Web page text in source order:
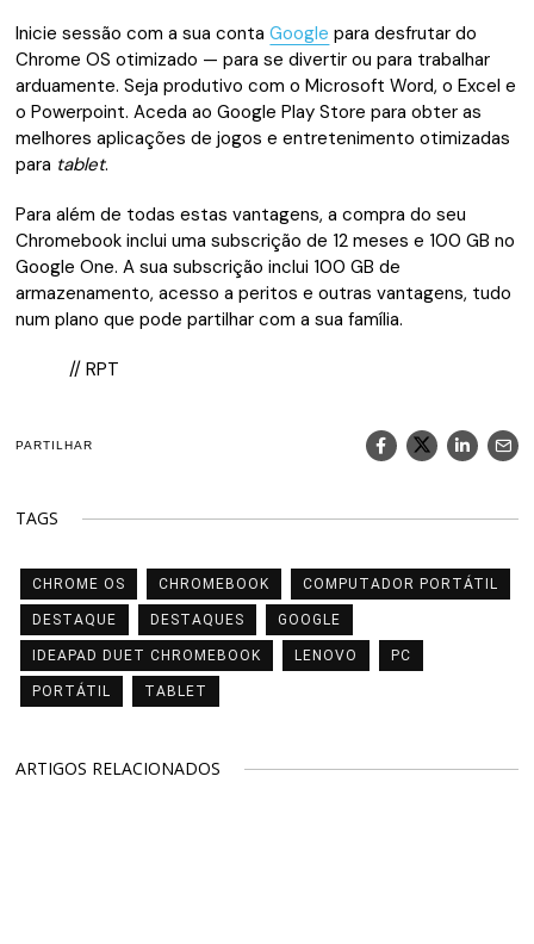
Inicie sessão com a sua contaGoogle para desfrutar do
Chrome OS otimizado — para se divertir ou para trabalhar
arduamente. Seja produtivo com o Microsoft Word, o Excel e
o Powerpoint. Aceda ao Google Play Store para obter as
melhores aplicações de jogos e entretenimento otimizadas
para tablet.
Para além de todas estas vantagens, a compra do seu
Chromebook inclui uma subscrição de 12 meses e 100 GB no
Google One. A sua subscrição inclui 100 GB de
armazenamento, acesso a peritos e outras vantagens, tudo
num plano que pode partilhar com a sua família.
// RPT
PARTILHAR
TAGS
CHROME OS CHROMEBOOK COMPUTADOR PORTÁTIL
DESTAQUE DESTAQUES GOOGLE
IDEAPAD DUET CHROMEBOOK LENOVO PC
PORTÁTIL TABLET
ARTIGOS RELACIONADOS